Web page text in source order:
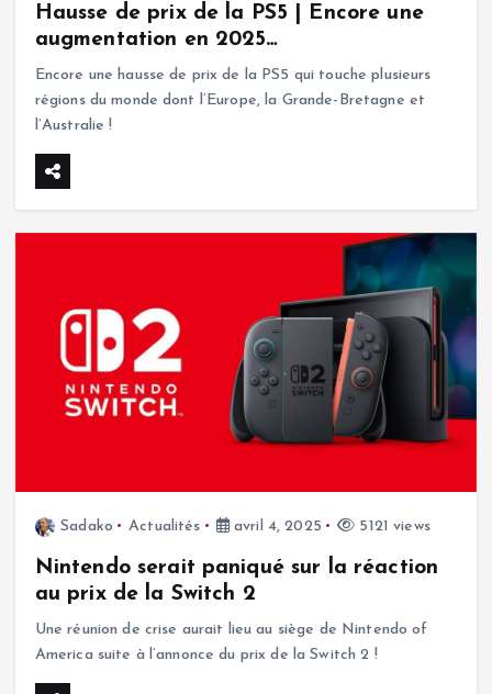
Hausse de prix de la PS5 | Encore une
augmentation en 2025…
Encore une hausse de prix de la PS5 qui touche plusieurs
régions du monde dont l’Europe, la Grande-Bretagne et
l’Australie !
Sadako Actualités avril 4, 2025 5121 views
Nintendo serait paniqué sur la réaction
au prix de la Switch 2
Une réunion de crise aurait lieu au siège de Nintendo of
America suite à l’annonce du prix de la Switch 2 !